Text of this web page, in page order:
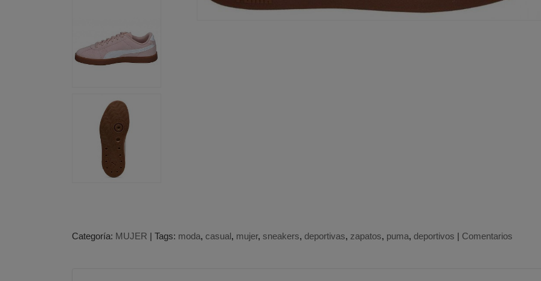
Categoría: MUJER | Tags: moda casual mujer sneakers deportivas zapatos puma deportivos | Comentarios